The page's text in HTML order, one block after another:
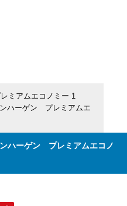
ミアムエコノミー 1
ハーゲン プレミアムエ
ハーゲン プレミアムエコノ